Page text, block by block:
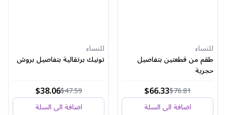
للنساء
طقم من قطعتين بتفاصيل
حجرية
$76.81
$66.33
اضافة الى السلة
للنساء
تونيك برتقالية بتفاصيل بروش
$47.59
$38.06
اضافة الى السلة